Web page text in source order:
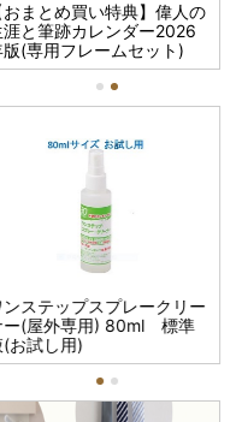
目積
おまとめ買い特典】偉人の
涯と筆跡カレンダー2026
版(専用フレームセット)
浄水カートリッジ 3本
JF-20-T-LOL2 5+1
去タイプ
ンステップスプレークリー
ー(屋外専用) 80ml 標準
(お試し用)